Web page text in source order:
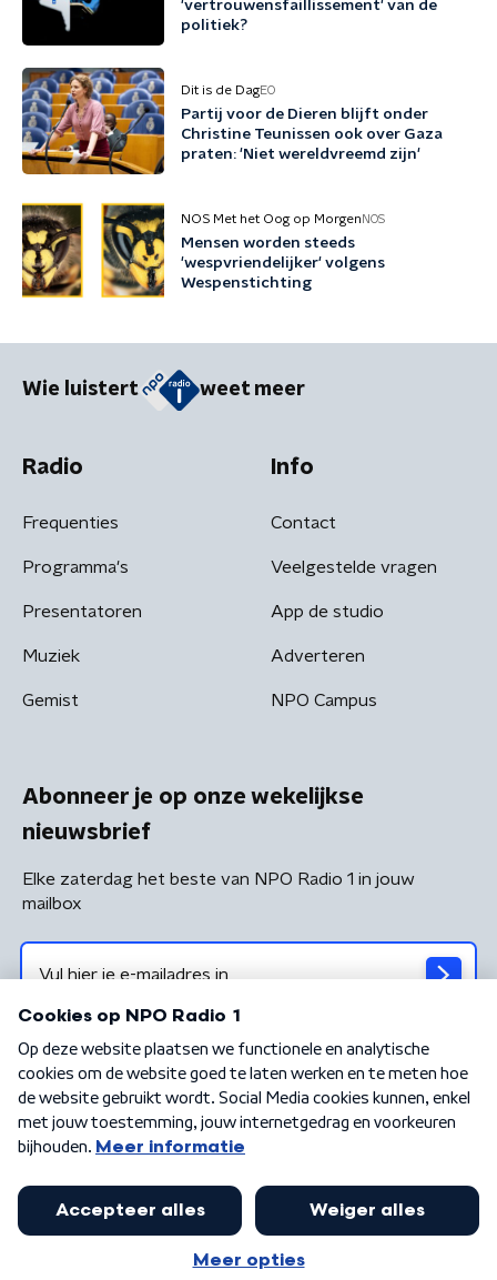
'vertrouwensfaillissement' van de
politiek?
Dit is de DagEO
Partij voor de Dieren blijft onder
Christine Teunissen ook over Gaza
praten: 'Niet wereldvreemd zijn'
NOS Met het Oog op Morgen NOS
Mensen worden steeds
'wespvriendelijker' volgens
Wespenstichting
Wie luistert weet meer
Radio
Frequenties
Programma's
Presentatoren
Muziek
Gemist
Info
Contact
Veelgestelde vragen
App de studio
Adverteren
NPO Campus
Abonneer je op onze wekelijkse
nieuwsbrief
Elke zaterdag het beste van NPO Radio 1 in jouw
mailbox
Algemene voorwaarden